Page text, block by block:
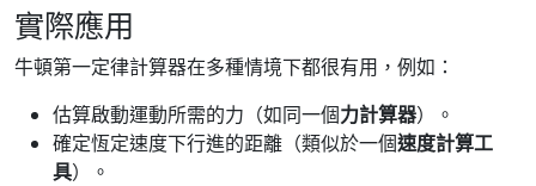
實際應用
牛頓第一定律計算器在多種情境下都很有用，例如：
估算啟動運動所需的力（如同一個力計算器）。
確定恆定速度下行進的距離（類似於一個速度計算工
具）。